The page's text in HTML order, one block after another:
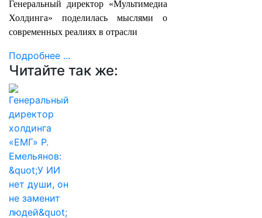
Генеральный директор «Мультимедиа
Холдинга» поделилась мыслями о
современных реалиях в отрасли
Подробнее ...
Читайте так же: